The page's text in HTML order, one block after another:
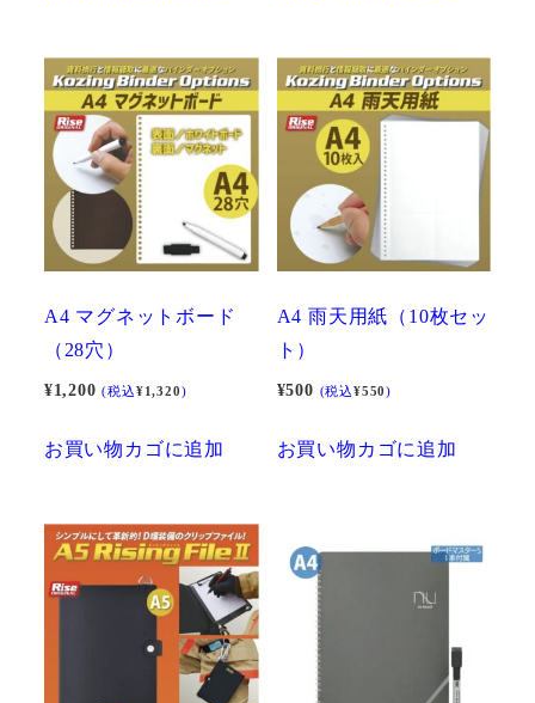
A4 マグネットボード
（28穴）
¥1,200 (税込¥1,320)
お買い物カゴに追加
A4 雨天用紙（10枚セッ
ト）
¥500 (税込¥550)
お買い物カゴに追加